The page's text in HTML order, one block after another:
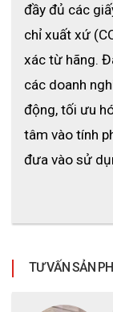
đầy đủ các
chỉ xuất xứ
xác từ hãng.
các doanh
động, tối ưu
tâm vào tính
đưa vào sử
TƯ VẤN SẢN